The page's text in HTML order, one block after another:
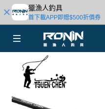
獵漁人釣具
首下載APP即贈$500折價券